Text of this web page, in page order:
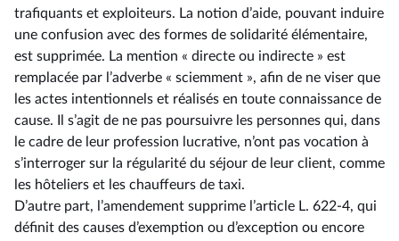
trafiquants et exploiteurs. La notion d’aide, pouvant induire
une confusion avec des formes de solidarité élémentaire,
est supprimée. La mention « directe ou indirecte » est
remplacée par l’adverbe « sciemment », afin de ne viser que
les actes intentionnels et réalisés en toute connaissance de
cause. Il s’agit de ne pas poursuivre les personnes qui, dans
le cadre de leur profession lucrative, n’ont pas vocation à
s’interroger sur la régularité du séjour de leur client, comme
les hôteliers et les chauffeurs de taxi.
D’autre part, l’amendement supprime l’article L. 622-4, qui
définit des causes d’exemption ou d’exception ou encore